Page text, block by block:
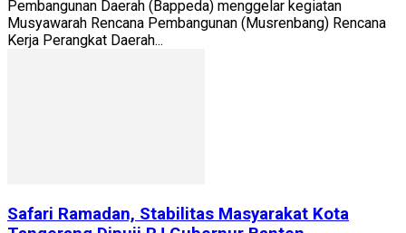
Pembangunan Daerah (Bappeda) menggelar kegiatan
Musyawarah Rencana Pembangunan (Musrenbang) Rencana
Kerja Perangkat Daerah...
Safari Ramadan, Stabilitas Masyarakat Kota